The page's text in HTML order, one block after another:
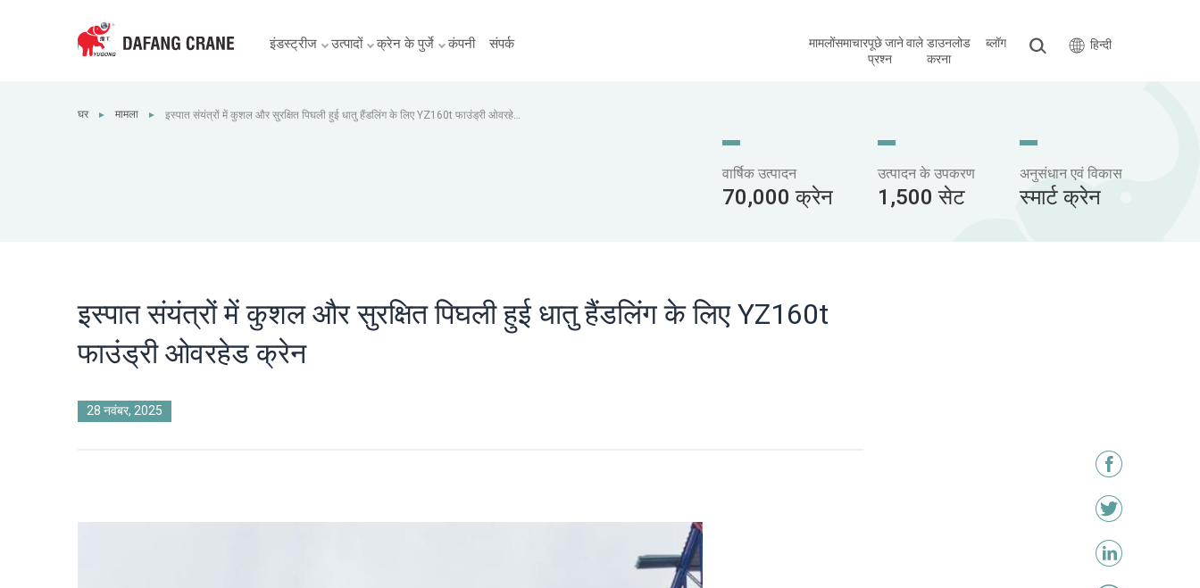
इंडस्ट्रीज उत्पादों क्रेन के पुर्जे कंपनी संपर्क मामलोंसमाचारपूछे जाने वाले
प्रश्न
डाउनलोड
करना
ब्लॉग हिन्दी
घर ► मामला ►
इस्पात संयंत्रों में कुशल और सुरक्षित पिघली हुई धातु हैंडलिंग के लिए YZ160t फाउंड्री ओवरहेड
वार्षिक उत्पादन
70,000 क्रेन
उत्पादन के उपकरण
1,500 सेट
अनुसंधान एवं विकास
स्मार्ट क्रेन
इस्पात संयंत्रों में कुशल और सुरक्षित पिघली हुई धातु हैंडलिंग के लिए YZ160t
फाउंड्री ओवरहेड क्रेन
28 नवंबर, 2025